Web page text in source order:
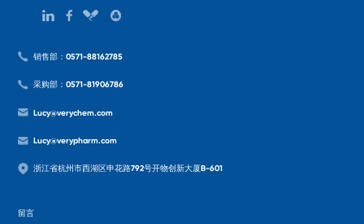
销售部：0571-88162785
采购部：0571-81906786
Lucy@verychem.com
Lucy@verypharm.com
浙江省杭州市西湖区申花路792号开物创新大厦B-601
留言